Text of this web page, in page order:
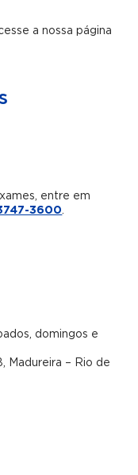
a nossa página
entre em
3600.
domingos e
Madureira – Rio de